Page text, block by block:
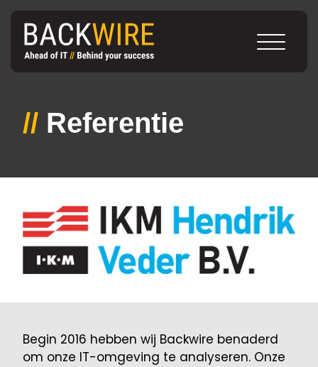
// Referentie
Begin 2016 hebben wij Backwire benaderd
om onze IT-omgeving te analyseren. Onze